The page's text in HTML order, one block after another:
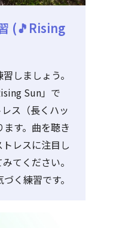
(🎵Rising
しましょう。
Sun」で
ス（長くハッ
す。曲を聴き
レスに注目し
てください。
く練習です。